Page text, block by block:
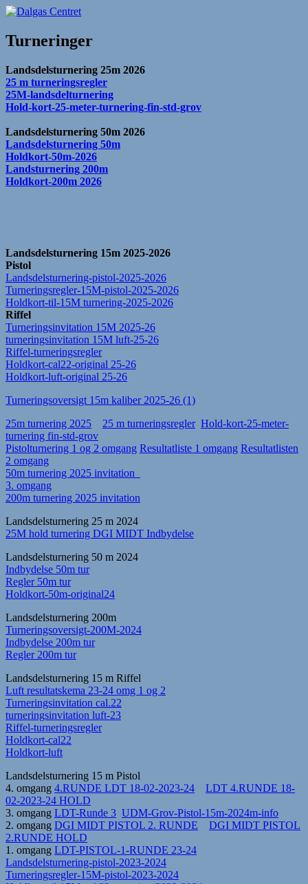
Hop
indhold
Dalgas Centret
Turneringer
Landsdelsturnering 25m 2026
25 m turneringsregler
25M-landsdelturnering
Hold-kort-25-meter-turnering-fin-std-grov
Landsdelsturnering 50m 2026
Landsdelsturnering 50m
Holdkort-50m-2026
Landsturnering 200m
Holdkort-200m 2026
Landsdelsturnering 15m 2025-2026
Pistol
Landsdelsturnering-pistol-2025-2026
Turneringsregler-15M-pistol-2025-2026
Holdkort-til-15M turnering-2025-2026
Riffel
Turneringsinvitation 15M 2025-26
turneringsinvitation 15M luft-25-26
Riffel-turneringsregler
Holdkort-cal22-original 25-26
Holdkort-luft-original 25-26
Turneringsoversigt 15m kaliber 2025-26 (1)
25m turnering 2025
25 m turneringsregler Hold-kort-25-meter-
turnering fin-std-grov
Pistolturnering 1 og 2 omgang Resultatliste 1 omgang Resultatlisten
2 omgang
50m turnering 2025 invitation
3. omgang
200m turnering 2025 invitation
Landsdelsturnering 25 m 2024
25M hold turnering DGI MIDT Indbydelse
Landsdelsturnering 50 m 2024
Indbydelse 50m tur
Regler 50m tur
Holdkort-50m-original24
Landsdelsturnering 200m
Turneringsoversigt-200M-2024
Indbydelse 200m tur
Regler 200m tur
Landsdelsturnering 15 m Riffel
Luft resultatskema 23-24 omg 1 og 2
Turneringsinvitation cal.22
turneringsinvitation luft-23
Riffel-turneringsregler
Holdkort-cal22
Holdkort-luft
Landsdelsturnering 15 m Pistol
4. omgang 4.RUNDE LDT 18-02-2023-24
LDT 4.RUNDE 18-
02-2023-24 HOLD
3. omgang LDT-Runde 3 UDM-Grov-Pistol-15m-2024m-info
2. omgang DGI MIDT PISTOL 2. RUNDE
DGI MIDT PISTOL
2.RUNDE HOLD
1. omgang LDT-PISTOL-1-RUNDE 23-24
Landsdelsturnering-pistol-2023-2024
Turneringsregler-15M-pistol-2023-2024